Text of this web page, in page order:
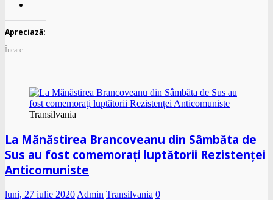
Apreciază:
Încarc...
Transilvania
La Mănăstirea Brancoveanu din Sâmbăta de
Sus au fost comemoraţi luptătorii Rezistenței
Anticomuniste
luni, 27 iulie 2020 Admin Transilvania 0